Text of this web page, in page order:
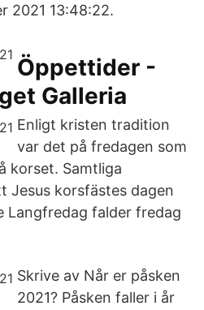
2021 13:48:22.
Öppettider -
Galleria
Enligt kristen tradition
var det på fredagen som
korset. Samtliga
Jesus korsfästes dagen
falder fredag
Skrive av Når er påsken
2021? Påsken faller i år